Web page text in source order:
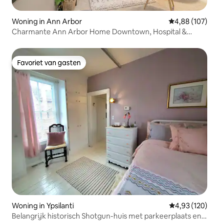
Woning in Ann Arbor Gemiddelde
4,88 (107)
Charmante Ann Arbor Home Downtown, Hospital &
Favoriet van gasten
Favoriet van gasten
Woning in Ypsilanti Gemiddelde
4,93 (120)
Belangrijk historisch Shotgun-huis met parkeerplaats en